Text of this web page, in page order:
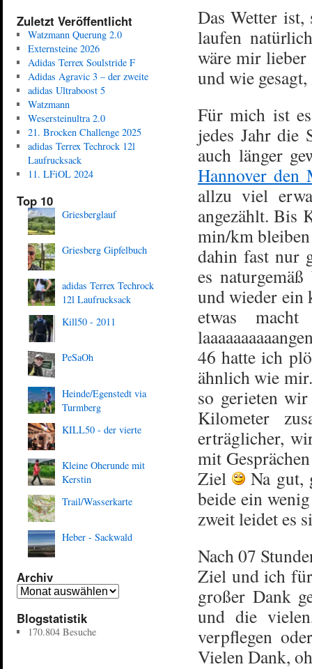
Das Wetter ist,
laufen
wäre mir lieber
und wie
Für mich ist
jedes Jahr die
auch länger
Hannover den
allzu viel
angezählt. Bis
min/km
dahin fast nur
es
und wieder ein
etwas
46 hatte ich
ähnlich wie
so gerieten
Kilometer
erträglicher,
mit
Ziel
Na gut,
beide ein
zweit leidet es
Nach 07
Ziel und ich
großer Dank
und die
verpflegen
Vielen Dank,
Zuletzt Veröffentlicht
Watzmann Querung 2.0
Externsteine 2026
Adidas Terrex Soulstride F
Adidas Agravic 3 – der zweite
adidas Ultraboost 5
Watzmann
Wesersteinultra 2.0
21. Brocken Challenge 2025
adidas Terrex Techrock 12l
Laufrucksack
11. LFiOL 2024
Top 10
Griesberglauf
Griesberg Gipfelbuch
adidas Terrex Techrock
12l Laufrucksack
Kill50 - 2011
PeSaOh
Heinde/Egenstedt via
Turmberg
KILL50 - der vierte
Kleine Oherunde mit
Kerstin
Trail/Wasserkarte
Heber - Sackwald
Archiv
Blogstatistik
170.804 Besuche